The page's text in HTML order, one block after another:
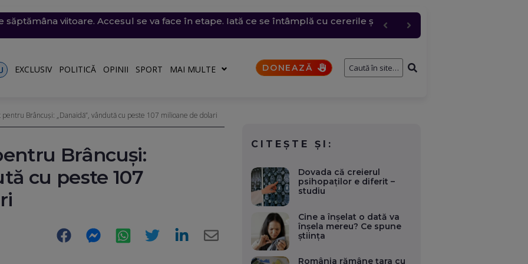
viitoare. Accesul se va face în etape. Iată ce se întâmplă cu cererile și
pe o stâncă de pe Transfăgărășan mesajul de iubire pentru „Anna”
pe care abia o pornise acum câteva zile
extreme: 39 de grade la umbră, vijelii de 90 km/h și grindină de până la 4
Thailanda: 8 persoane au fost ucise într-un atac armat comis de un elev
EXCLUSIV POLITICĂ OPINII SPORT MAI MULTE DONEAZĂ
pentru Brâncuși: „Danaidă”, vândută cu peste 107 milioane de dolari
Brâncuși:
cu peste 107
Facebook Messenger WhatsApp Twitter LinkedIn
CITEȘTE ȘI:
Dovada că creierul
psihopaților e diferit –
studiu
Cine a înșelat o dată va
înșela mereu? Ce spune
știința
România rămâne țara cu